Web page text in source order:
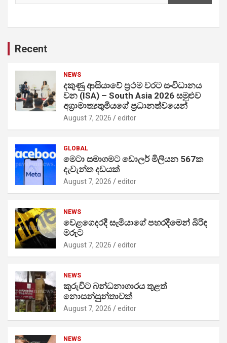
Recent
NEWS
දකුණු ආසියාවේ ප්‍රථම වරට සංවිධානය
වන (ISA) – South Asia 2026 සමුළුව
අග්‍රාමාත්‍යතුමියගේ ප්‍රධානත්වයෙන්
August 7, 2026 editor
GLOBAL
මෙටා සමාගමට ඩොලර් මිලියන 567ක
දැවැන්ත දඩයක්
August 7, 2026 editor
NEWS
වෙළගෙදරදී සැමියාගේ පහරදීමෙන් බිරිඳ
මරුට
August 7, 2026 editor
NEWS
කුරුවිට බන්ධනාගාරය තුළත්
නොසන්සුන්තාවක්
August 7, 2026 editor
NEWS